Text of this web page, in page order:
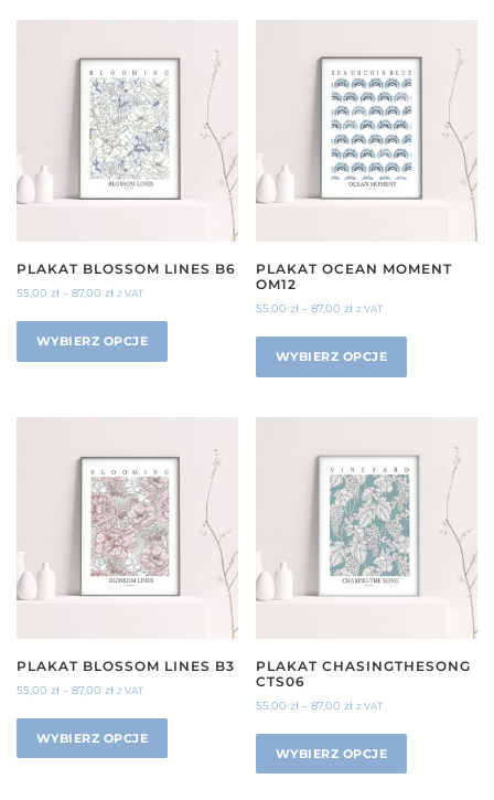
PLAKAT BLOSSOM LINES B6
55,00 zł – 87,00 zł z VAT
WYBIERZ OPCJE
PLAKAT OCEAN MOMENT
OM12
55,00zł –87,00zł z VAT
WYBIERZ OPCJE
PLAKAT BLOSSOM LINES B3
55,00 zł – 87,00 zł z VAT
WYBIERZ OPCJE
PLAKAT CHASINGTHESONG
CTS06
55,00zł –87,00zł z VAT
WYBIERZ OPCJE